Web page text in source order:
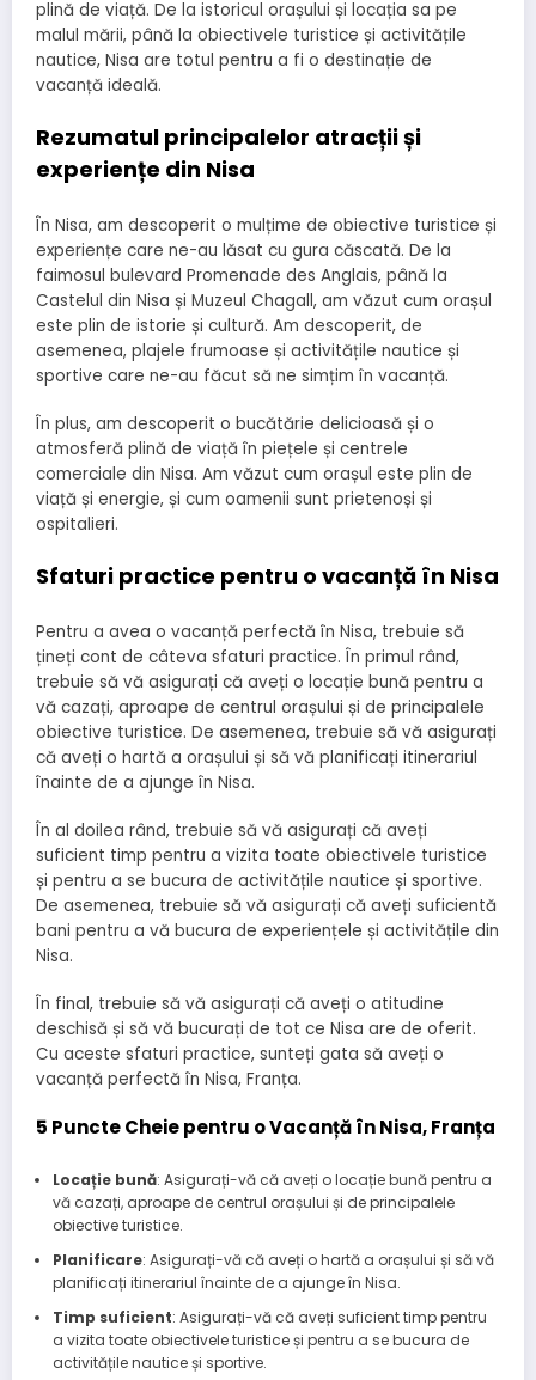
plină de viață. De la istoricul orașului și locația sa pe
malul mării, până la obiectivele turistice și activitățile
nautice, Nisa are totul pentru a fi o destinație de
vacanță ideală.
Rezumatul principalelor atracții și
experiențe din Nisa
În Nisa, am descoperit o mulțime de obiective turistice și
experiențe care ne-au lăsat cu gura căscată. De la
faimosul bulevard Promenade des Anglais, până la
Castelul din Nisa și Muzeul Chagall, am văzut cum orașul
este plin de istorie și cultură. Am descoperit, de
asemenea, plajele frumoase și activitățile nautice și
sportive care ne-au făcut să ne simțim în vacanță.
În plus, am descoperit o bucătărie delicioasă și o
atmosferă plină de viață în piețele și centrele
comerciale din Nisa. Am văzut cum orașul este plin de
viață și energie, și cum oamenii sunt prietenoși și
ospitalieri.
Sfaturi practice pentru o vacanță în Nisa
Pentru a avea o vacanță perfectă în Nisa, trebuie să
țineți cont de câteva sfaturi practice. În primul rând,
trebuie să vă asigurați că aveți o locație bună pentru a
vă cazați, aproape de centrul orașului și de principalele
obiective turistice. De asemenea, trebuie să vă asigurați
că aveți o hartă a orașului și să vă planificați itinerariul
înainte de a ajunge în Nisa.
În al doilea rând, trebuie să vă asigurați că aveți
suficient timp pentru a vizita toate obiectivele turistice
și pentru a se bucura de activitățile nautice și sportive.
De asemenea, trebuie să vă asigurați că aveți suficientă
bani pentru a vă bucura de experiențele și activitățile din
Nisa.
În final, trebuie să vă asigurați că aveți o atitudine
deschisă și să vă bucurați de tot ce Nisa are de oferit.
Cu aceste sfaturi practice, sunteți gata să aveți o
vacanță perfectă în Nisa, Franța.
5 Puncte Cheie pentru o Vacanță în Nisa, Franța
Locație bună: Asigurați-vă că aveți o locație bună pentru a
vă cazați, aproape de centrul orașului și de principalele
obiective turistice.
Planificare: Asigurați-vă că aveți o hartă a orașului și să vă
planificați itinerariul înainte de a ajunge în Nisa.
Timp suficient: Asigurați-vă că aveți suficient timp pentru
a vizita toate obiectivele turistice și pentru a se bucura de
activitățile nautice și sportive.